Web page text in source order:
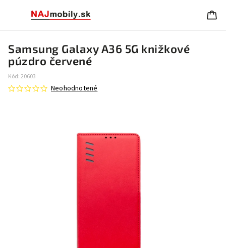
Samsung Galaxy A36 5G knižkové
púzdro červené
Kód:20603
Neohodnotené